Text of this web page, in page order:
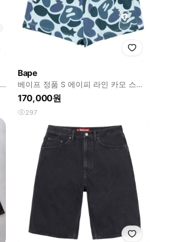
Bape
베이프 정품 S 에이피 라인 카모 스웻
숏츠 반바지
170,000원
297